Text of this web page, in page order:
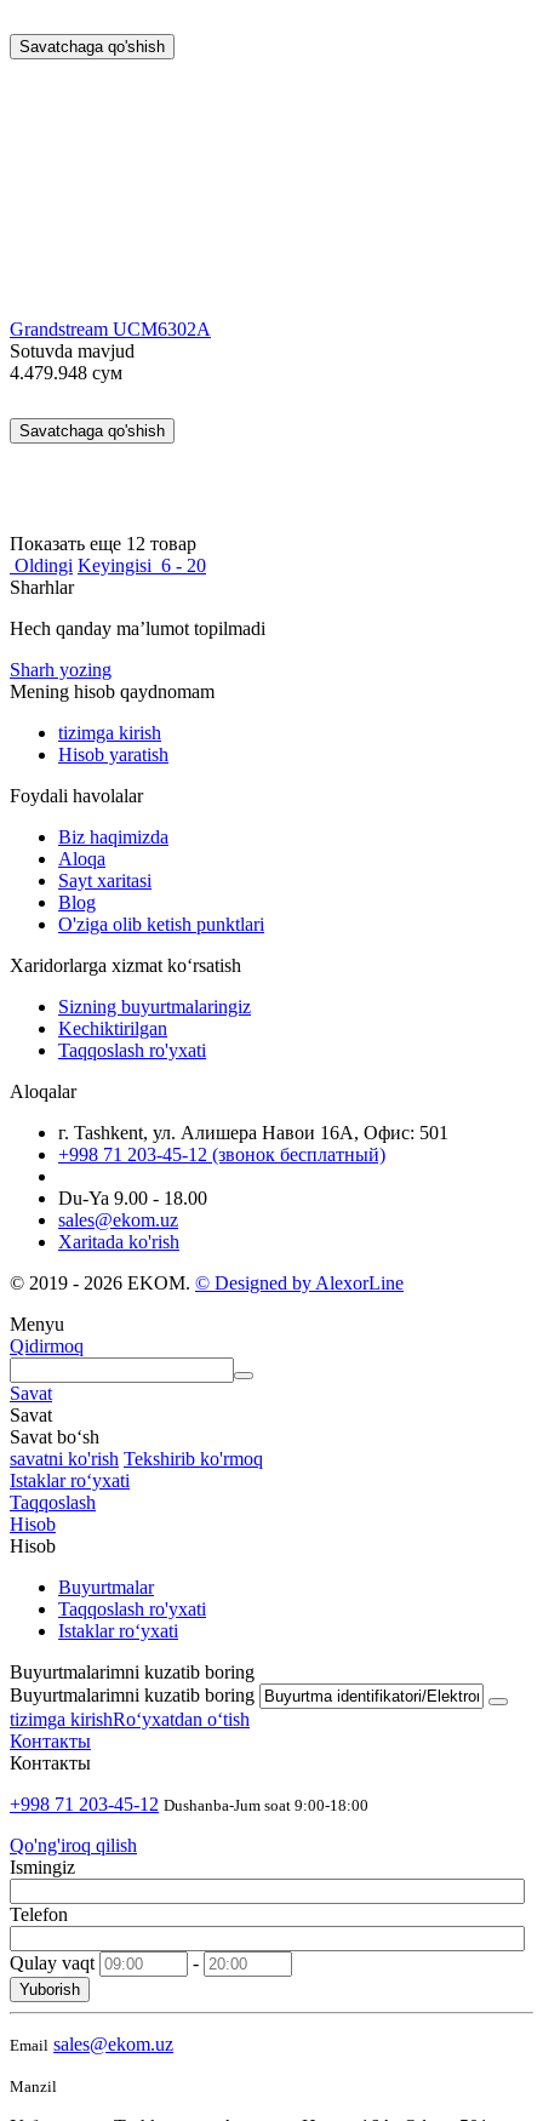
Savatchaga qo'shish
Grandstream UCM6302A
Sotuvda mavjud
4.479.948 сум
Savatchaga qo'shish
Показать еще 12 товар
Oldingi Keyingisi 6 - 20
Sharhlar
Hech qanday maʼlumot topilmadi
Sharh yozing
Mening hisob qaydnomam
tizimga kirish
Hisob yaratish
Foydali havolalar
Biz haqimizda
Aloqa
Sayt xaritasi
Blog
O'ziga olib ketish punktlari
Xaridorlarga xizmat ko‘rsatish
Sizning buyurtmalaringiz
Kechiktirilgan
Taqqoslash ro'yxati
Aloqalar
г. Tashkent, ул. Алишера Навои 16А, Офис: 501
+998 71 203-45-12 (звонок бесплатный)
Du-Ya 9.00 - 18.00
sales@ekom.uz
Xaritada ko'rish
© 2019 - 2026 EKOM. © Designed by AlexorLine
Menyu
Qidirmoq
Savat
Savat
Savat bo‘sh
savatni ko'rish Tekshirib ko'rmoq
Istaklar roʻyxati
Taqqoslash
Hisob
Hisob
Buyurtmalar
Taqqoslash ro'yxati
Istaklar roʻyxati
Buyurtmalarimni kuzatib boring
Buyurtmalarimni kuzatib boring
tizimga kirishRoʻyxatdan oʻtish
Контакты
Контакты
+998 71 203-45-12 Dushanba-Jum soat 9:00-18:00
Qo'ng'iroq qilish
Ismingiz
Telefon
Qulay vaqt -
Yuborish
Email sales@ekom.uz
Manzil